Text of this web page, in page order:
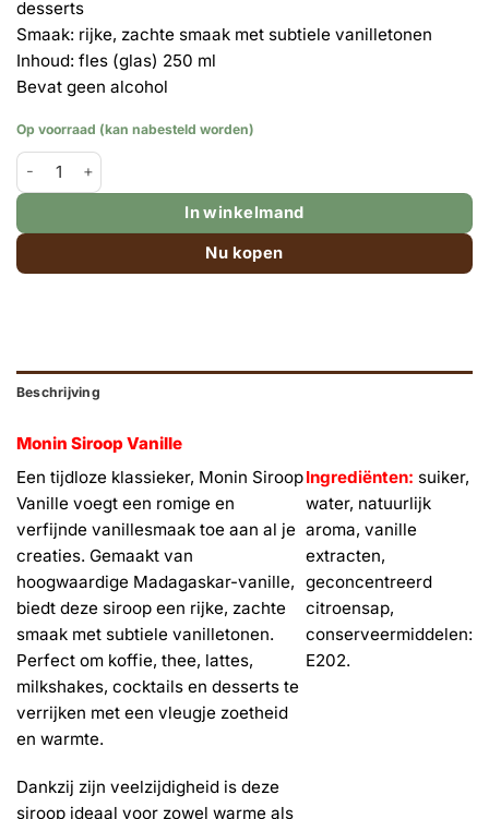
desserts
Smaak: rijke, zachte smaak met subtiele vanilletonen
Inhoud: fles (glas) 250 ml
Bevat geen alcohol
Op voorraad (kan nabesteld worden)
Monin (koffie)siroop Vanille - kleine fles 250 ml aantal
In winkelmand
Nu kopen
Beschrijving
Monin Siroop Vanille
Een tijdloze klassieker, Monin Siroop
Vanille voegt een romige en
verfijnde vanillesmaak toe aan al je
creaties. Gemaakt van
hoogwaardige Madagaskar-vanille,
biedt deze siroop een rijke, zachte
smaak met subtiele vanilletonen.
Perfect om koffie, thee, lattes,
milkshakes, cocktails en desserts te
verrijken met een vleugje zoetheid
en warmte.
Dankzij zijn veelzijdigheid is deze
siroop ideaal voor zowel warme als
Ingrediënten: suiker,
water, natuurlijk
aroma, vanille
extracten,
geconcentreerd
citroensap,
conserveermiddelen:
E202.